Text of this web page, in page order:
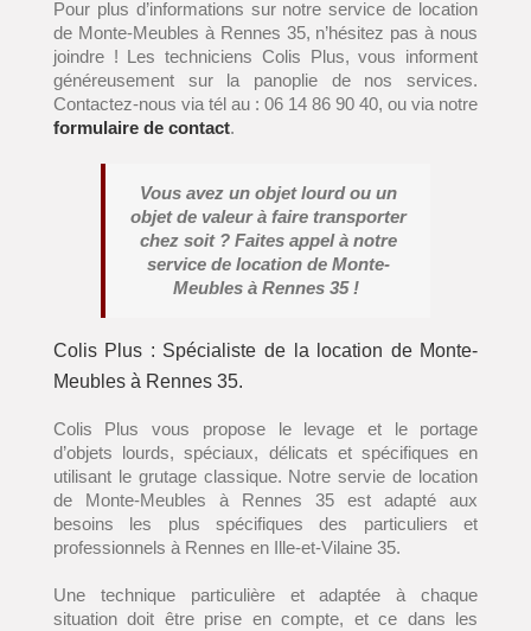
Pour plus d’informations sur notre service de location
de Monte-Meubles à Rennes 35, n’hésitez pas à nous
joindre ! Les techniciens Colis Plus, vous informent
généreusement sur la panoplie de nos services.
Contactez-nous via tél au : 06 14 86 90 40, ou via notre
formulaire de contact.
Vous avez un objet lourd ou un
objet de valeur à faire transporter
chez soit ? Faites appel à notre
service de location de Monte-
Meubles à Rennes 35 !
Colis Plus : Spécialiste de la location de Monte-
Meubles à Rennes 35.
Colis Plus vous propose le levage et le portage
d’objets lourds, spéciaux, délicats et spécifiques en
utilisant le grutage classique. Notre servie de location
de Monte-Meubles à Rennes 35 est adapté aux
besoins les plus spécifiques des particuliers et
professionnels à Rennes en Ille-et-Vilaine 35.
Une technique particulière et adaptée à chaque
situation doit être prise en compte, et ce dans les